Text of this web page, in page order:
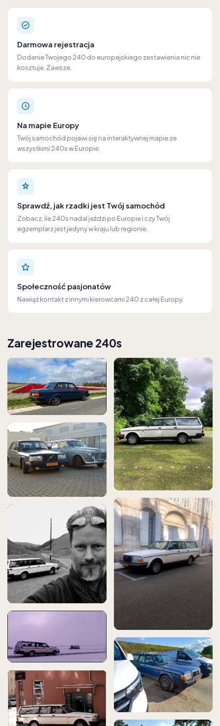
Darmowa rejestracja
Dodanie Twojego 240 do europejskiego zestawienia nic nie
kosztuje. Zawsze.
Na mapie Europy
Twój samochód pojawi się na interaktywnej mapie ze
wszystkimi 240s w Europie.
Sprawdź, jak rzadki jest Twój samochód
Zobacz, ile 240s nadal jeździ po Europie i czy Twój
egzemplarz jest jedyny w kraju lub regionie.
Społeczność pasjonatów
Nawiąż kontakt z innymi kierowcami 240 z całej Europy.
Zarejestrowane 240s